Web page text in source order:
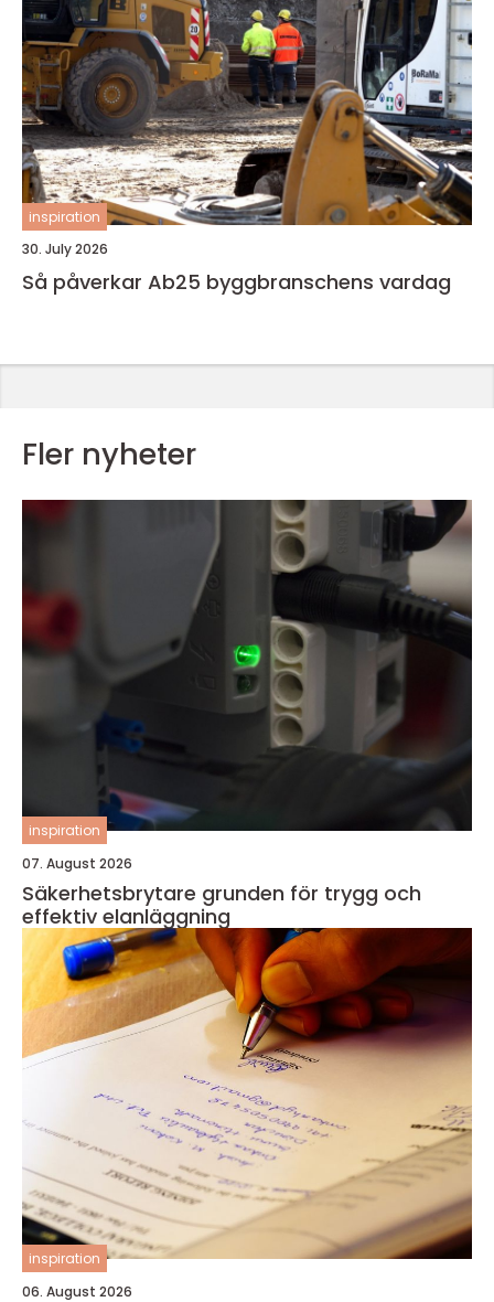
inspiration
30. July 2026
Så påverkar Ab25 byggbranschens vardag
Fler nyheter
inspiration
07. August 2026
Säkerhetsbrytare grunden för trygg och
effektiv elanläggning
inspiration
06. August 2026